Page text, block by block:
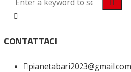
CONTATTACI
pianetabari2023@gmail.com